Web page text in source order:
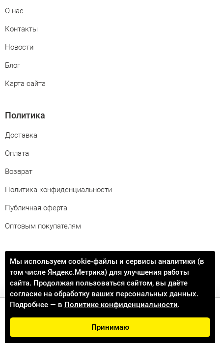
Мы используем cookie-файлы и сервисы аналитики (в
том числе Яндекс.Метрика) для улучшения работы
сайта. Продолжая пользоваться сайтом, вы даёте
согласие на обработку ваших персональных данных.
Подробнее — в Политике конфиденциальности.
Принимаю
О нас
Контакты
Новости
Блог
Карта сайта
Политика
Доставка
Оплата
Возврат
Политика конфиденциальности
Публичная оферта
Оптовым покупателям
Свяжитесь с нами
info@procontact74.ru